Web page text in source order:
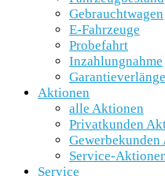
Gebrauchtwagen
E-Fahrzeuge
Probefahrt
Inzahlungnahme
Aktionen
alle Aktionen
Privatkunden
Gewerbekunden
Service-
Service